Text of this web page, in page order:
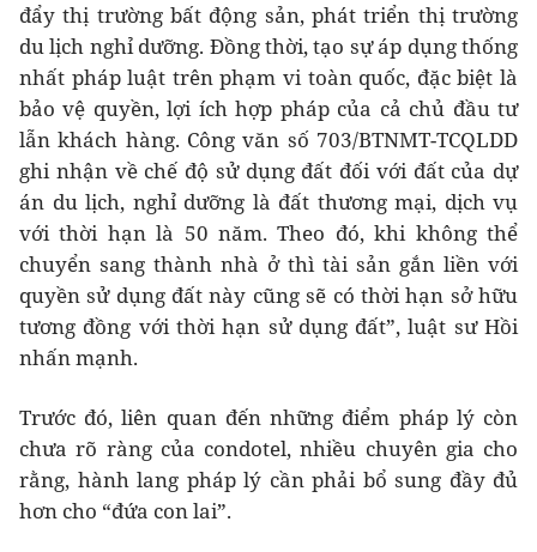
đẩy thị trường bất động sản, phát triển thị trường
du lịch nghỉ dưỡng. Đồng thời, tạo sự áp dụng thống
nhất pháp luật trên phạm vi toàn quốc, đặc biệt là
bảo vệ quyền, lợi ích hợp pháp của cả chủ đầu tư
lẫn khách hàng. Công văn số 703/BTNMT-TCQLDD
ghi nhận về chế độ sử dụng đất đối với đất của dự
án du lịch, nghỉ dưỡng là đất thương mại, dịch vụ
với thời hạn là 50 năm. Theo đó, khi không thể
chuyển sang thành nhà ở thì tài sản gắn liền với
quyền sử dụng đất này cũng sẽ có thời hạn sở hữu
tương đồng với thời hạn sử dụng đất”, luật sư Hồi
nhấn mạnh.
Trước đó, liên quan đến những điểm pháp lý còn
chưa rõ ràng của condotel, nhiều chuyên gia cho
rằng, hành lang pháp lý cần phải bổ sung đầy đủ
hơn cho “đứa con lai”.